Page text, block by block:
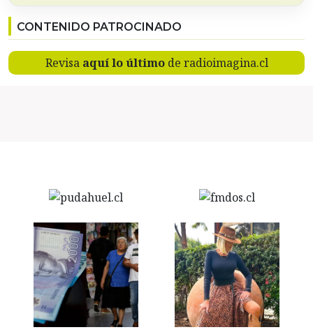
CONTENIDO PATROCINADO
Revisa aquí lo últimode radioimagina.cl